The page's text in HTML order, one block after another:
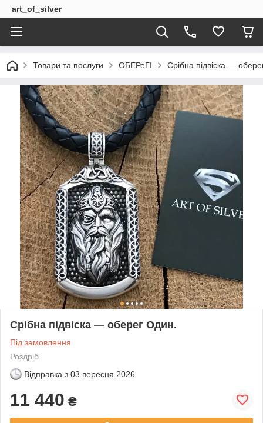
art_of_silver
Товари та послуги ОБЕРеГІ Срібна підвіска —
Срібна підвіска — оберег Один.
Під замовлення
Роздріб
Відправка з 03 вересня 2026
11 440 ₴